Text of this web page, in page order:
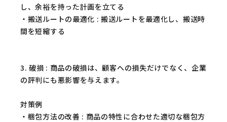
し、余裕を持った計画を立てる
・搬送ルートの最適化 : 搬送ルートを最適化し、搬送時
間を短縮する
3. 破損 : 商品の破損は、顧客への損失だけでなく、企業
の評判にも悪影響を与えます。
対策例
・梱包方法の改善 : 商品の特性に合わせた適切な梱包方